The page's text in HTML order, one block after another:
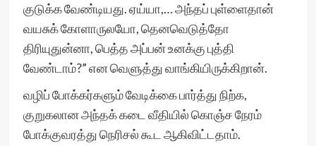
குடுக்க வேண்டியது. ஏய்யா,… அந்தப் புள்ளைதான்
வயசுக் கோளாருலயோ, தெனவெடுத்தோ
திரியுதுன்னா, பெத்த அப்பன் உனக்கு புத்தி
வேண்டாம்?” என வெளுத்து வாங்கியிருக்கிறான்.
வழிப் போக்கர்களும் வேடிக்கை பார்த்து நிற்க,
குறுகலான அந்தக் கடை வீதியில் கொஞ்ச நேரம்
போக்குவரத்து நெரிசல் கூட ஆகிவிட்டதாம்.